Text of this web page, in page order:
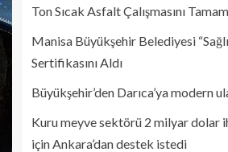
Ton Sıcak Asfalt Çalışmasını
Manisa Büyükşehir Belediyesi
Sertifikasını Aldı
Büyükşehir’den Darıca’ya modern
Kuru meyve sektörü 2 milyar dolar
için Ankara’dan destek istedi